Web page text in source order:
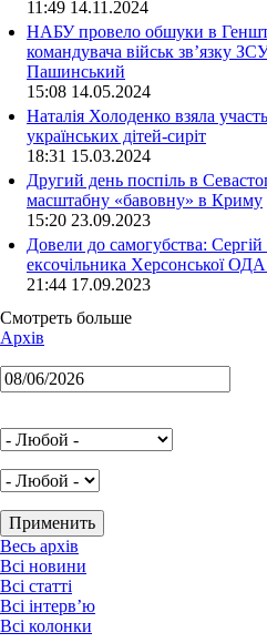
11:49 14.11.2024
НАБУ провело обшуки в
командувача військ зв’язку
Пашинський
15:08 14.05.2024
Наталія Холоденко взяла
українських дітей-сиріт
18:31 15.03.2024
Другий день поспіль в
масштабну «бавовну» в Криму
15:20 23.09.2023
Довели до самогубства:
ексочільника Херсонської
21:44 17.09.2023
Смотреть больше
Архів
Весь архів
Всі новини
Всі статті
Всі інтерв’ю
Всі колонки